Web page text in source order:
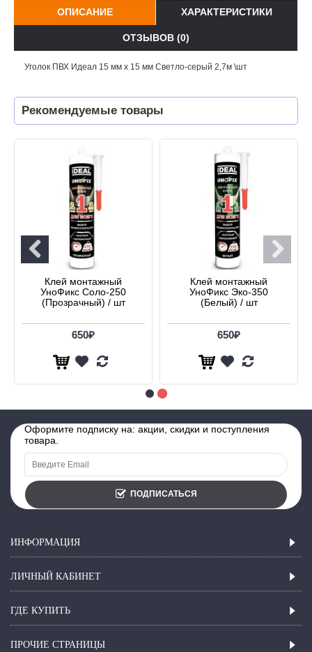
ОПИСАНИЕ ХАРАКТЕРИСТИКИ
ОТЗЫВОВ (0)
Уголок ПВХ Идеал 15 мм х 15 мм Светло-серый 2,7м \шт
Рекомендуемые товары
Клей монтажный
УноФикс Соло-250
(Прозрачный) / шт
650₽
Клей монтажный
УноФикс Эко-350
(Белый) / шт
650₽
Оформите подписку на: акции, скидки и поступления
товара.
ПОДПИСАТЬСЯ
ИНФОРМАЦИЯ
ЛИЧНЫЙ КАБИНЕТ
ГДЕ КУПИТЬ
ПРОЧИЕ СТРАНИЦЫ